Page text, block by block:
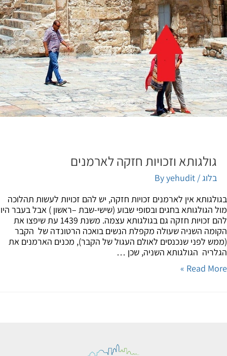
גולגותא וזכויות חזקה לארמנים
בלוג/ By
yehudit
אין לארמנים זכויות חזקה, יש להם זכויות לעשות תהלוכה
הגולגותא בחגים ובסופי שבוע (שישי-שבת –ראשון ) אבל בעבר היו
להם זכויות חזקה גם בגולגותא עצמה. משנת 1439 עת שיפצו את
השניה שעולה מקפלת הנשים בואכה הרטונדה של הקבר
לפני שנכנסים לאולם העגול של הקבר), מכנים הארמנים את
הגולגותא השניה, שכן …
Read